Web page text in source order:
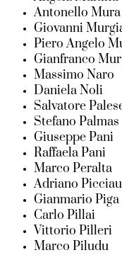
Antonello Mura
Giovanni
Piero Angelo
Gianfranco
Massimo Naro
Daniela Noli
Salvatore
Stefano Palmas
Giuseppe Pani
Raffaela Pani
Marco Peralta
Adriano Picciau
Gianmario Piga
Carlo Pillai
Vittorio Pilleri
Marco Piludu